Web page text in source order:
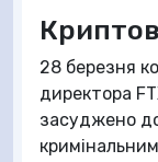
28 березня
директора
засуджено